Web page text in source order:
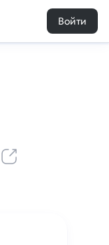
Войти
34 0